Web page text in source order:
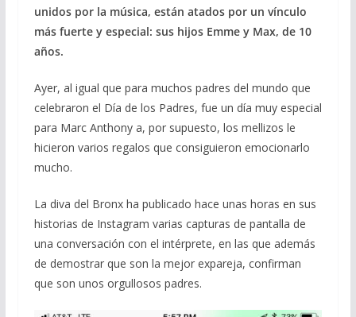
unidos por la música, están atados por un vínculo
más fuerte y especial: sus hijos Emme y Max, de 10
años.
Ayer, al igual que para muchos padres del mundo que
celebraron el Día de los Padres, fue un día muy especial
para Marc Anthony a, por supuesto, los mellizos le
hicieron varios regalos que consiguieron emocionarlo
mucho.
La diva del Bronx ha publicado hace unas horas en sus
historias de Instagram varias capturas de pantalla de
una conversación con el intérprete, en las que además
de demostrar que son la mejor expareja, confirman
que son unos orgullosos padres.